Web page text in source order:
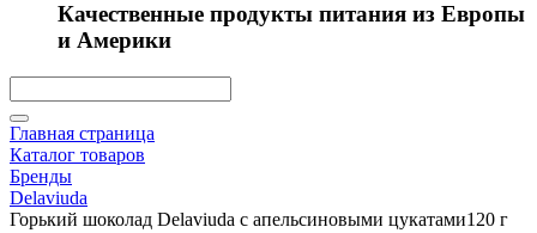
Качественные продукты питания из Европы
и Америки
Главная страница
Каталог товаров
Бренды
Delaviuda
Горький шоколад Delaviuda с апельсиновыми цукатами120 г